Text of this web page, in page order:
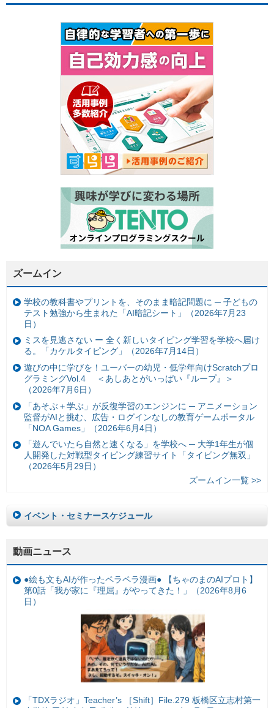
ズームイン
学校の教科書やプリントを、そのまま暗記問題に ─ 子どもの
テスト勉強から生まれた「AI暗記シート」（2026年7月23
日）
ミスを見逃さない ー 全く新しいタイピング学習を学校へ届け
る。「カケルタイピング」（2026年7月14日）
遊びの中に学びを！ユーバーの幼児・低学年向けScratchプロ
グラミングVol.4 ＜あしあとがいっぱい『ループ』＞
（2026年7月6日）
「あそぶ＋学ぶ」が反復学習のエンジンに ─ アニメーション
監督がAIと挑む、広告・ログインなしの教育ゲームポータル
「NOA Games」（2026年6月4日）
「遊んでいたら自然と速くなる」を学校へ ─ 大学1年生が個
人開発した対戦型タイピング練習サイト「タイピング無双」
（2026年5月29日）
ズームイン一覧 >>
イベント・セミナースケジュール
動画ニュース
●絵も文もAIが作ったペラペラ漫画● 【ちゃのまのAIプロト】
第0話「我が家に『理屈』がやってきた！」（2026年8月6
日）
「TDXラジオ」Teacher’s ［Shift］File.279 板橋区立志村第一